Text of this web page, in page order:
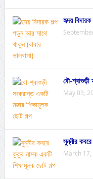
হৃদয়
বৌ-শ্বাশুড়ী
May 03,
সুন্নীর
March 17,